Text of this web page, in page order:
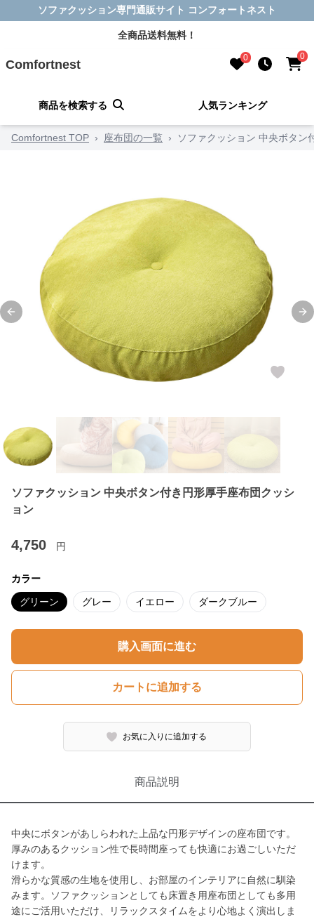
ソファクッション専門通販サイト コンフォートネスト
全商品送料無料！
Comfortnest 0 0
商品を検索する 人気ランキング
Comfortnest TOP › 座布団の一覧 › ソファクッション 中央ボタン
Previous slide
ソファクッション 中央ボタン付き円形厚手座布団クッシ
ョン
4,750 円
カラー
グリーン グレー イエロー ダークブルー
購入画面に進む
カートに追加する
お気に入りに追加する
商品説明
中央にボタンがあしらわれた上品な円形デザインの座布団です。
厚みのあるクッション性で長時間座っても快適にお過ごしいただ
けます。
滑らかな質感の生地を使用し、お部屋のインテリアに自然に馴染
みます。ソファクッションとしても床置き用座布団としても多用
途にご活用いただけ、リラックスタイムをより心地よく演出しま